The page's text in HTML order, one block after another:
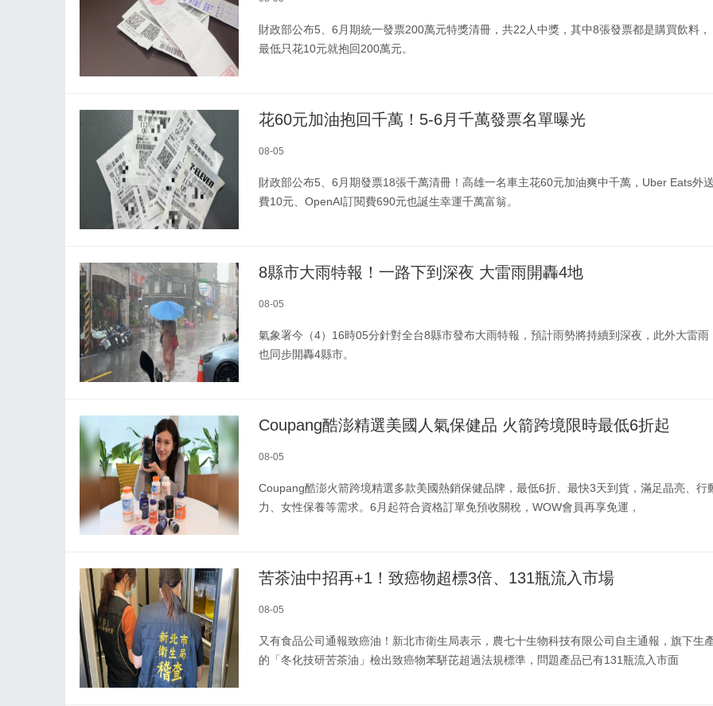
財政部公布5、6月期統一發票200萬元特獎清冊，共22人中獎，其中8張發票都是購買飲料，
最低只花10元就抱回200萬元。
花60元加油抱回千萬！5-6月千萬發票名單曝光
08-05
財政部公布5、6月期發票18張千萬清冊！高雄一名車主花60元加油爽中千萬，Uber Eats外
費10元、OpenAI訂閱費690元也誕生幸運千萬富翁。
8縣市大雨特報！一路下到深夜 大雷雨開轟4地
08-05
氣象署今（4）16時05分針對全台8縣市發布大雨特報，預計雨勢將持續到深夜，此外大雷雨
也同步開轟4縣市。
Coupang酷澎精選美國人氣保健品 火箭跨境限時最低6折起
08-05
Coupang酷澎火箭跨境精選多款美國熱銷保健品牌，最低6折、最快3天到貨，滿足晶亮、行
力、女性保養等需求。6月起符合資格訂單免預收關稅，WOW會員再享免運，
苦茶油中招再+1！致癌物超標3倍、131瓶流入市場
08-05
又有食品公司通報致癌油！新北市衛生局表示，農七十生物科技有限公司自主通報，旗下生
的「冬化技研苦茶油」檢出致癌物苯駢芘超過法規標準，問題產品已有131瓶流入市面